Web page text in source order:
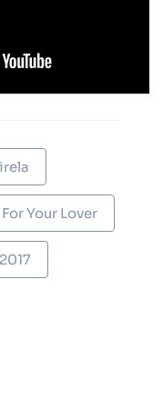
Your Lover